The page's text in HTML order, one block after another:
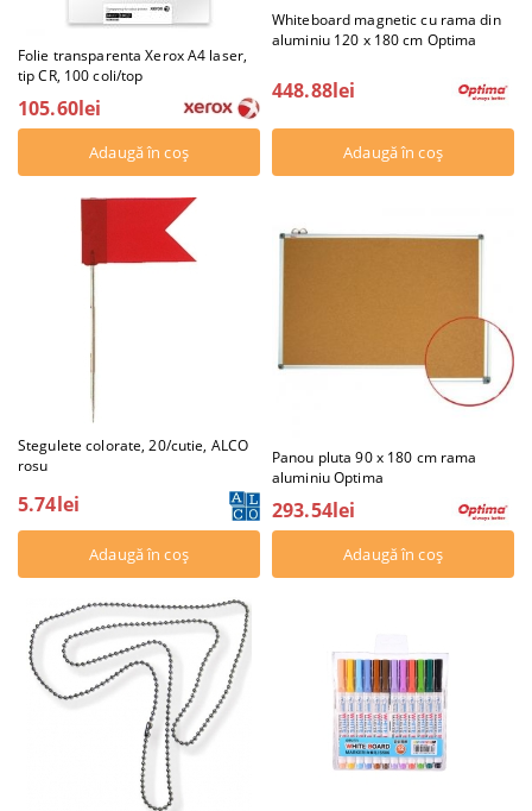
Folie transparenta Xerox A4 laser,
tip CR, 100 coli/top
105.60lei
Whiteboard magnetic cu rama din
aluminiu 120 x 180 cm Optima
448.88lei
Stegulete colorate, 20/cutie, ALCO
rosu
5.74lei
Panou pluta 90 x 180 cm rama
aluminiu Optima
293.54lei